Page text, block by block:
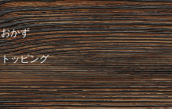
おかず
トッピング